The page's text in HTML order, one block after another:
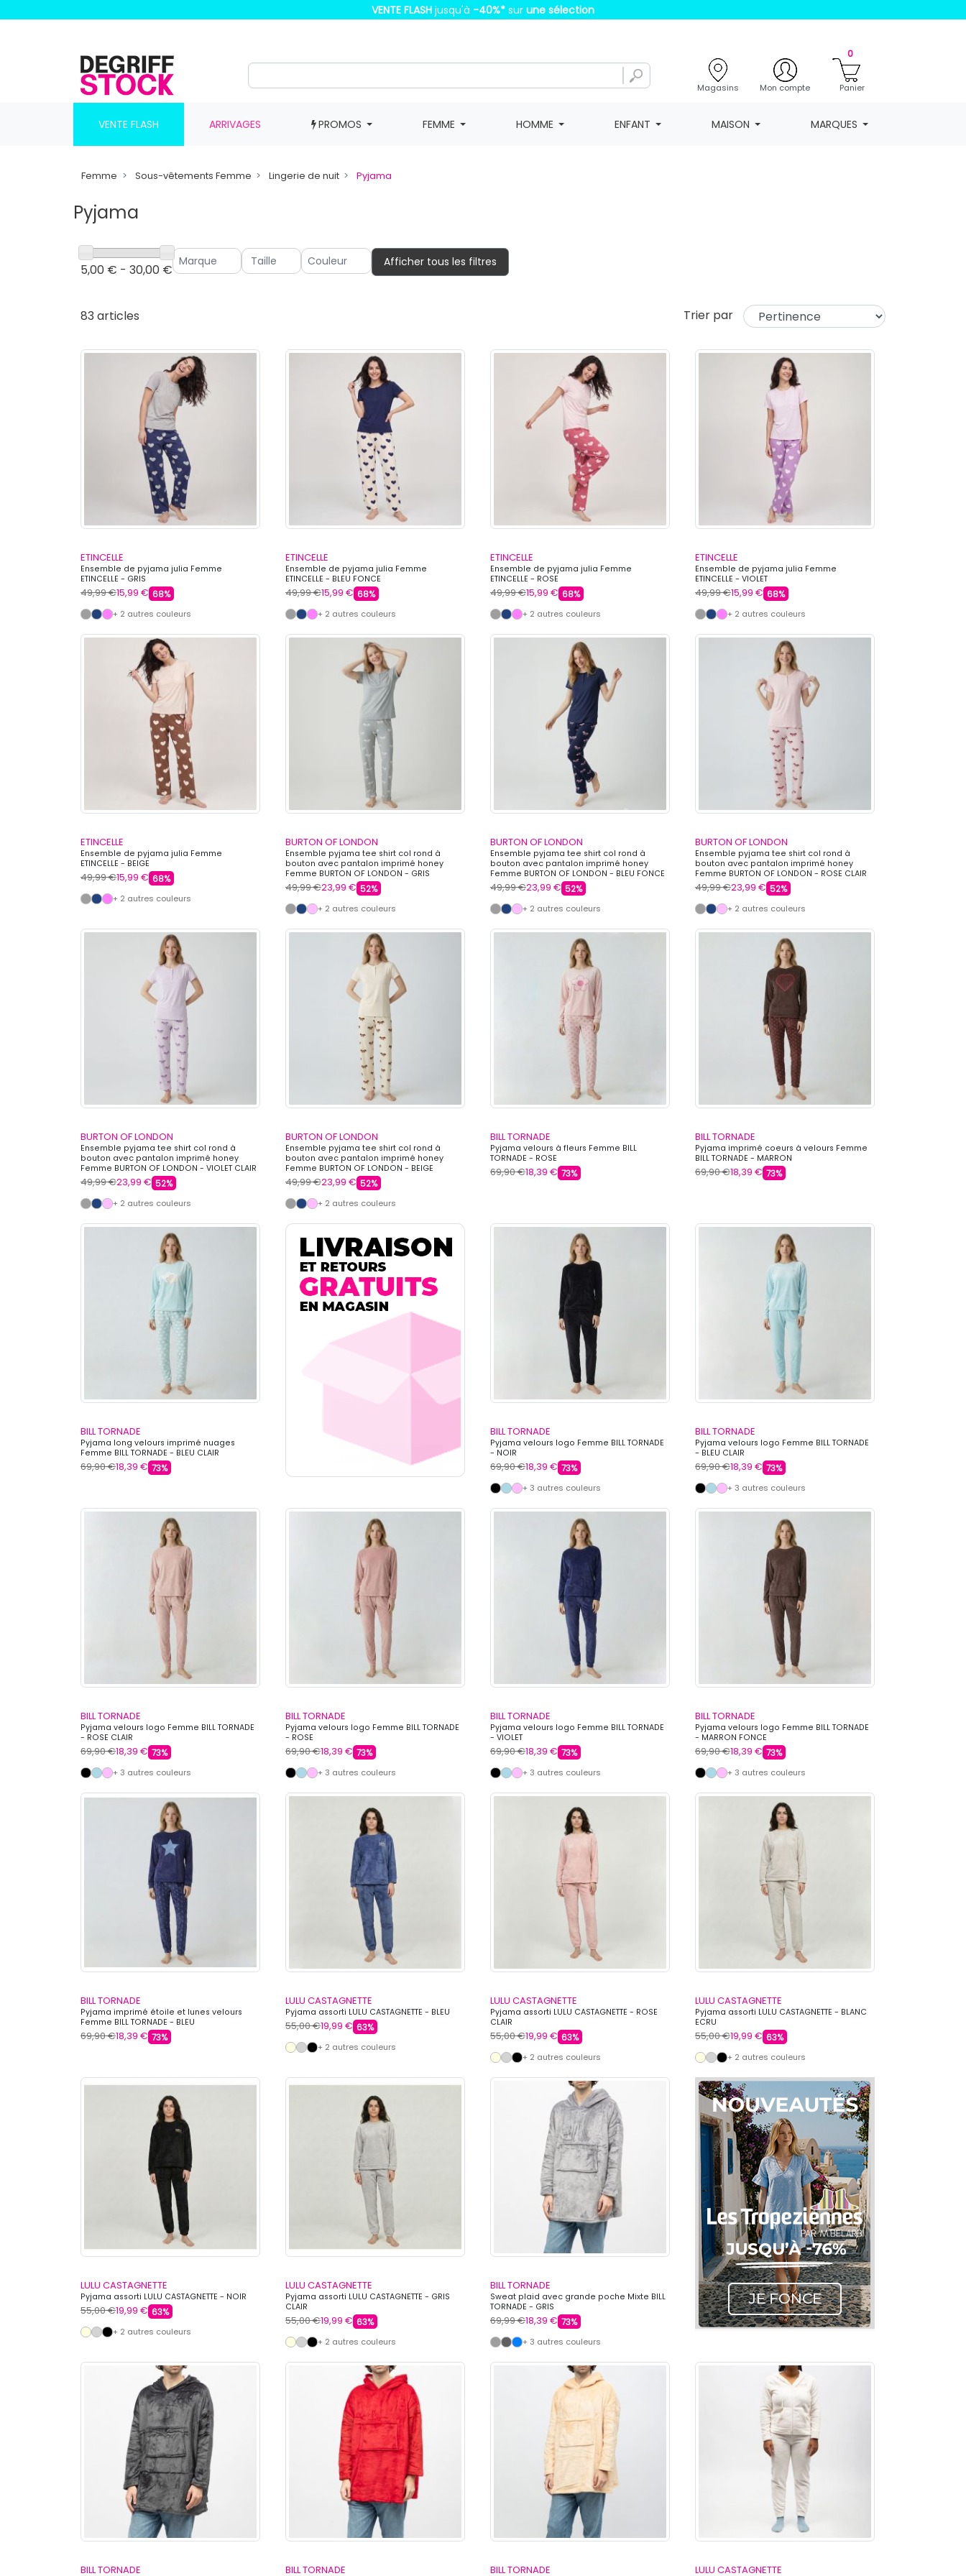
VENTE FLASH jusqu'à -40%* sur une sélection
Magasins Mon compte
0
Panier
VENTE FLASH ARRIVAGES PROMOS FEMME HOMME ENFANT MAISON MARQUES
Femme Sous-vêtements Femme Lingerie de nuit Pyjama
Pyjama
5,00 € - 30,00 €
Afficher tous les filtres
83 articles Trier par
ETINCELLE
Ensemble de pyjama julia Femme
ETINCELLE - GRIS
49,99 €15,99 € 68%
+ 2 autres couleurs
ETINCELLE
Ensemble de pyjama julia Femme
ETINCELLE - BLEU FONCE
49,99 €15,99 € 68%
+ 2 autres couleurs
ETINCELLE
Ensemble de pyjama julia Femme
ETINCELLE - ROSE
49,99 €15,99 € 68%
+ 2 autres couleurs
ETINCELLE
Ensemble de pyjama julia Femme
ETINCELLE - VIOLET
49,99 €15,99 € 68%
+ 2 autres couleurs
ETINCELLE
Ensemble de pyjama julia Femme
ETINCELLE - BEIGE
49,99 €15,99 € 68%
+ 2 autres couleurs
BURTON OF LONDON
Ensemble pyjama tee shirt col rond à
bouton avec pantalon imprimé honey
Femme BURTON OF LONDON - GRIS
49,99 €23,99 € 52%
+ 2 autres couleurs
BURTON OF LONDON
Ensemble pyjama tee shirt col rond à
bouton avec pantalon imprimé honey
Femme BURTON OF LONDON - BLEU FONCE
49,99 €23,99 € 52%
+ 2 autres couleurs
BURTON OF LONDON
Ensemble pyjama tee shirt col rond à
bouton avec pantalon imprimé honey
Femme BURTON OF LONDON - ROSE CLAIR
49,99 €23,99 € 52%
+ 2 autres couleurs
BURTON OF LONDON
Ensemble pyjama tee shirt col rond à
bouton avec pantalon imprimé honey
Femme BURTON OF LONDON - VIOLET CLAIR
49,99 €23,99 € 52%
+ 2 autres couleurs
BURTON OF LONDON
Ensemble pyjama tee shirt col rond à
bouton avec pantalon imprimé honey
Femme BURTON OF LONDON - BEIGE
49,99 €23,99 € 52%
+ 2 autres couleurs
BILL TORNADE
Pyjama velours à fleurs Femme BILL
TORNADE - ROSE
69,90 €18,39 € 73%
BILL TORNADE
Pyjama imprimé coeurs à velours Femme
BILL TORNADE - MARRON
69,90 €18,39 € 73%
BILL TORNADE
Pyjama long velours imprimé nuages
Femme BILL TORNADE - BLEU CLAIR
69,90 €18,39 € 73%
BILL TORNADE
Pyjama velours logo Femme BILL TORNADE
- NOIR
69,90 €18,39 € 73%
+ 3 autres couleurs
BILL TORNADE
Pyjama velours logo Femme BILL TORNADE
- BLEU CLAIR
69,90 €18,39 € 73%
+ 3 autres couleurs
BILL TORNADE
Pyjama velours logo Femme BILL TORNADE
- ROSE CLAIR
69,90 €18,39 € 73%
+ 3 autres couleurs
BILL TORNADE
Pyjama velours logo Femme BILL TORNADE
- ROSE
69,90 €18,39 € 73%
+ 3 autres couleurs
BILL TORNADE
Pyjama velours logo Femme BILL TORNADE
- VIOLET
69,90 €18,39 € 73%
+ 3 autres couleurs
BILL TORNADE
Pyjama velours logo Femme BILL TORNADE
- MARRON FONCE
69,90 €18,39 € 73%
+ 3 autres couleurs
BILL TORNADE
Pyjama imprimé étoile et lunes velours
Femme BILL TORNADE - BLEU
69,90 €18,39 € 73%
LULU CASTAGNETTE
Pyjama assorti LULU CASTAGNETTE - BLEU
55,00 €19,99 € 63%
+ 2 autres couleurs
LULU CASTAGNETTE
Pyjama assorti LULU CASTAGNETTE - ROSE
CLAIR
55,00 €19,99 € 63%
+ 2 autres couleurs
LULU CASTAGNETTE
Pyjama assorti LULU CASTAGNETTE - BLANC
ECRU
55,00 €19,99 € 63%
+ 2 autres couleurs
LULU CASTAGNETTE
Pyjama assorti LULU CASTAGNETTE - NOIR
55,00 €19,99 € 63%
+ 2 autres couleurs
LULU CASTAGNETTE
Pyjama assorti LULU CASTAGNETTE - GRIS
CLAIR
55,00 €19,99 € 63%
+ 2 autres couleurs
BILL TORNADE
Sweat plaid avec grande poche Mixte BILL
TORNADE - GRIS
69,99 €18,39 € 73%
+ 3 autres couleurs
BILL TORNADE BILL TORNADE BILL TORNADE LULU CASTAGNETTE